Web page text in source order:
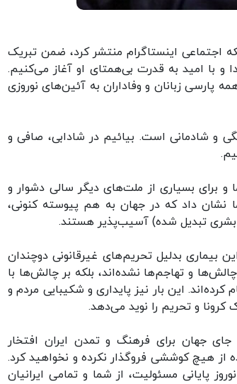
اینستاگرام منتشر کرد، ضمن تبریک
و با امید به قدرت بی‌همتای او آغاز می‌کنیم.
پارسی زبانان و وفاداران به آئین‌های نوروزی
و شادمانی است. بیائیم در شادابی، صافی و
برای بسیاری از ملت‌های دیگر سالی دشوار و
داد که در جهان به هم پیوسته کنونی،
بشری تبدیل شده) آسیب‌پذیر هستند.
بیماری بدلیل تحریم‌های غیرقانونی دوچندان
چالش‌ها و تهاجم‌ها نشده‌اند، بلکه بر چالش‌ها با
این بار نیز پایداری و شکیبایی مردم و
کرونا و تحریم را نوید می‌دهد.
جهان برای فرهنگ و تمدن ایران افتخار
از هیچ کوششی فروگذار نکرده و نخواهید کرد.
پایانی مسئولیت، از شما و تمامی ایرانیان